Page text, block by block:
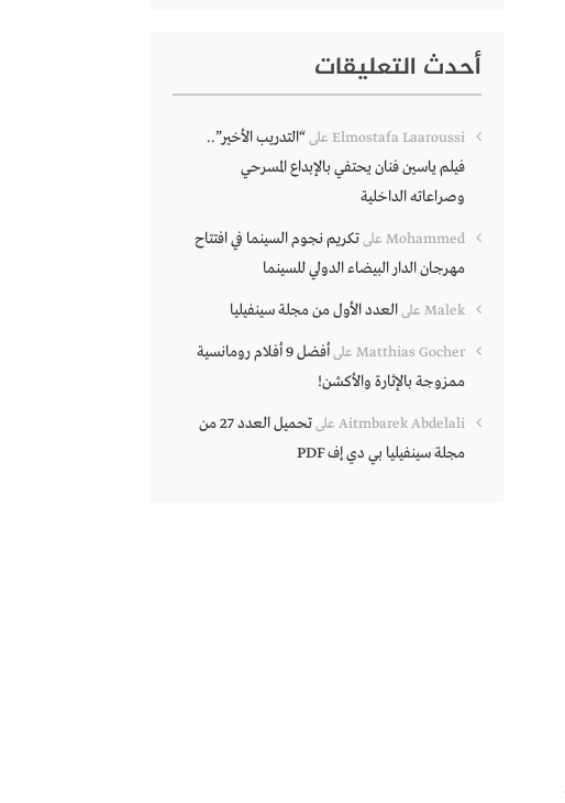
أحدث التعليقات
Elmostafa Laaroussi على“التدريب الأخير”..
فيلم ياسين فنان يحتفي بالإبداع المسرحي
وصراعاته الداخلية
Mohammed علىتكريم نجوم السينما في افتتاح
مهرجان الدار البيضاء الدولي للسينما
Malek علىالعدد الأول من مجلة سينفيليا
Matthias Gocher على
أفضل 9 أفلام رومانسية
ممزوجة بالإثارة والأكشن!
Aitmbarek Abdelali على
تحميل العدد 27 من
مجلة سينفيليا بي دي إف PDF